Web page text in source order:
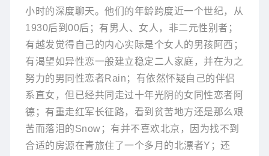
小时的深度聊天。他们的年龄跨度近一个世纪，从
1930后到00后；有男人、女人，非二元性别者；
有越发觉得自己的内心实际是个女人的男孩阿西；
有渴望如异性恋一般建立稳定二人家庭，并在为之
努力的男同性恋者Rain；有依然怀疑自己的伴侣
系直女，但已经共同走过十年光阴的女同性恋者阿
德；有重走红军长征路，看到贫苦地方还是那么艰
苦而落泪的Snow；有并不喜欢北京，因为找不到
合适的房源在青旅住了一个多月的北漂者Y；还